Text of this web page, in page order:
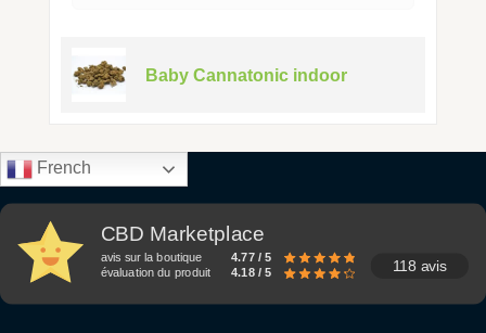
Baby Cannatonic indoor
French
CBD Marketplace
avis sur la boutique
4.77 / 5
évaluation du produit
4.18 / 5 118 avis